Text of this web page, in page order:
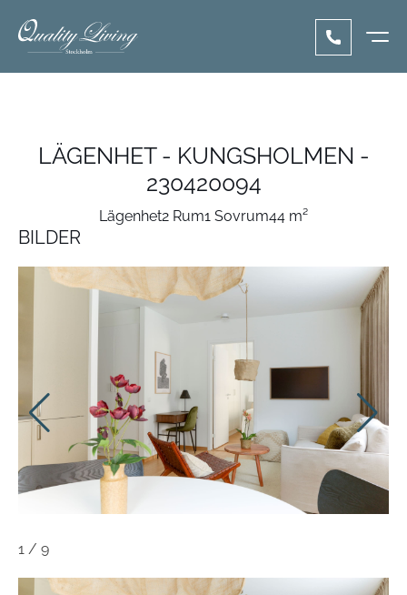
LÄGENHET - KUNGSHOLMEN -
230420094
Lägenhet2 Rum1 Sovrum44 m²
BILDER
1 / 9